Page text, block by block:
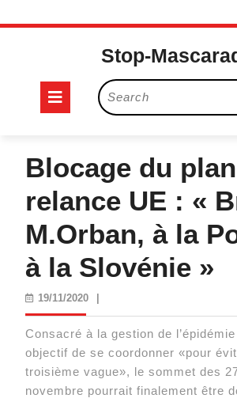
Skip
Stop-
Open
Search
for:
Blocage du
relance UE : «
M.Orban, à la
à la Slovénie »
19/11/202019/11/2020
Consacré à la gestion de
objectif de se coordonner «pour
troisième vague», le sommet des
novembre pourrait finalement être